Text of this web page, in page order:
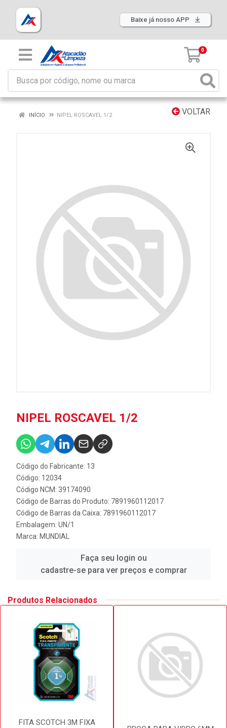
Baixe já nosso APP
0
VOLTAR
INÍCIO NIPEL ROSCAVEL 1/2
NIPEL ROSCAVEL 1/2
Código do Fabricante: 13
Código: 12034
Código NCM: 39174090
Código de Barras do Produto: 7891960112017
Código de Barras da Caixa: 7891960112017
Embalagem: UN/1
Marca: MUNDIAL
Faça seu login ou
cadastre-se para ver preços e comprar
Produtos Relacionados
FITA SCOTCH 3M FIXA